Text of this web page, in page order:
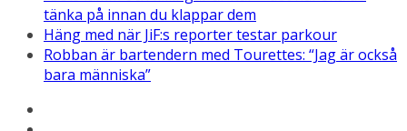
tänka på innan du klappar dem
Häng med när JiF:s reporter testar parkour
Robban är bartendern med Tourettes: “Jag är också
bara människa”